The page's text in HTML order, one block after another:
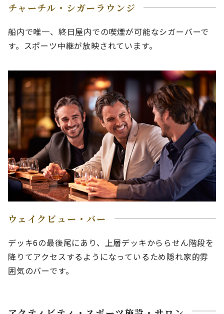
チャーチル・シガーラウンジ
船内で唯一、終日屋内での喫煙が可能なシガーバーで
す。スポーツ中継が放映されています。
ウェイクビュー・バー
デッキ6の最後尾にあり、上層デッキかららせん階段を
降りてアクセスするようになっているため隠れ家的雰
囲気のバーです。